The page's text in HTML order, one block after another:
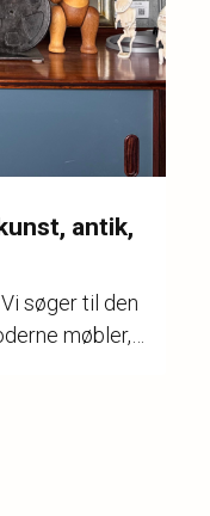
antik,
søger til den
møbler,